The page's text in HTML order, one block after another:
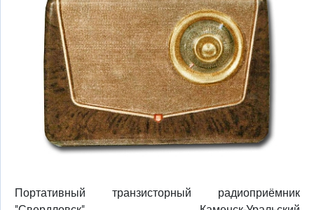
Портативный транзисторный радиоприёмник